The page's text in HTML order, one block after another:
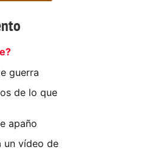
de
con un
muy
fue
guerra
de lo que
apaño
un vídeo de